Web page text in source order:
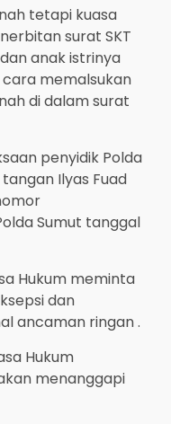
tetapi kuasa
surat SKT
anak istrinya
memalsukan
di dalam surat
penyidik Polda
Ilyas Fuad
Sumut tanggal
Hukum meminta
dan
ancaman ringan .
Hukum
menanggapi